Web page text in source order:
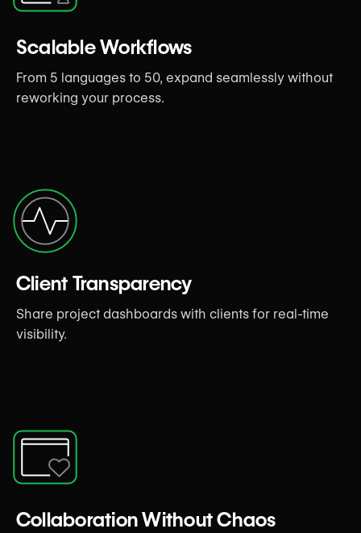
Scalable Workflows
From 5 languages to 50, expand seamlessly without
reworking your process.
Client Transparency
Share project dashboards with clients for real-time
visibility.
Collaboration Without Chaos